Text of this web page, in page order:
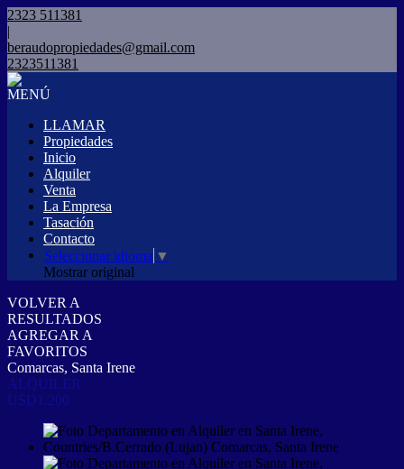
2323 511381
|
beraudopropiedades@gmail.com
2323511381
MENÚ
LLAMAR
Propiedades
Inicio
Alquiler
Venta
La Empresa
Tasación
Contacto
Seleccionar idioma ▼
Mostrar original
VOLVER A
RESULTADOS
AGREGAR A
FAVORITOS
Comarcas, Santa Irene
ALQUILER
USD1.200